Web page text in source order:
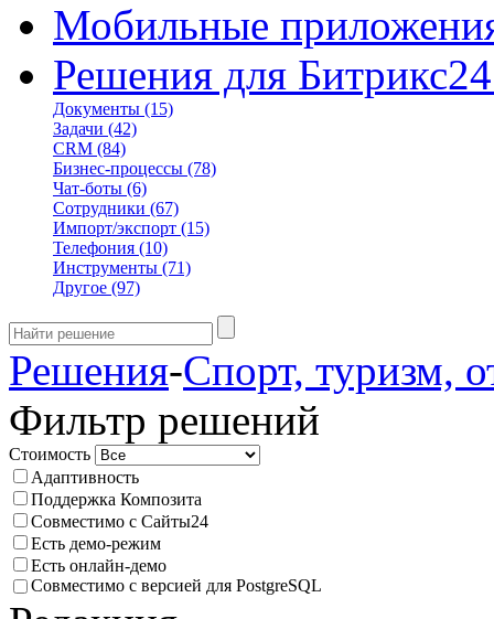
Мобильные
Решения для Битрикс24
Документы (15)
Задачи (42)
CRM (84)
Бизнес-процессы (78)
Чат-боты (6)
Сотрудники (67)
Импорт/экспорт (15)
Телефония (10)
Инструменты (71)
Другое (97)
Решения-Спорт, туризм,
Фильтр решений
Стоимость
Адаптивность
Поддержка Композита
Совместимо с Сайты24
Есть демо-режим
Есть онлайн-демо
Совместимо с версией для PostgreSQL